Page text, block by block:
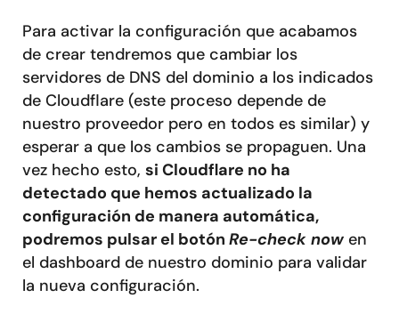
Para activar la configuración que acabamos
de crear tendremos que cambiar los
servidores de DNS del dominio a los indicados
de Cloudflare (este proceso depende de
nuestro proveedor pero en todos es similar) y
esperar a que los cambios se propaguen. Una
vez hecho esto, si Cloudflare no ha
detectado que hemos actualizado la
configuración de manera automática,
podremos pulsar el botón Re-check now en
el dashboard de nuestro dominio para validar
la nueva configuración.